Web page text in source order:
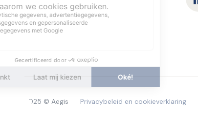
2025 © Aegis Privacybeleid en cookieverklaring